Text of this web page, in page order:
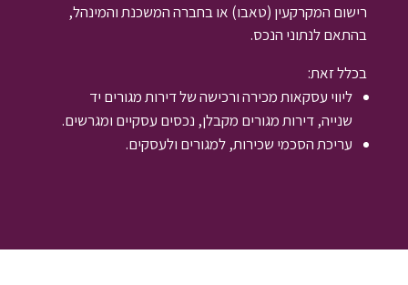
רישום המקרקעין (טאבו) או בחברה המשכנת והמינהל,
בהתאם לנתוני הנכס.
בכלל זאת:
ליווי עסקאות מכירה ורכישה של דירות מגורים יד
שנייה, דירות מגורים מקבלן, נכסים עסקיים ומגרשים.
עריכת הסכמי שכירות, למגורים ולעסקים.